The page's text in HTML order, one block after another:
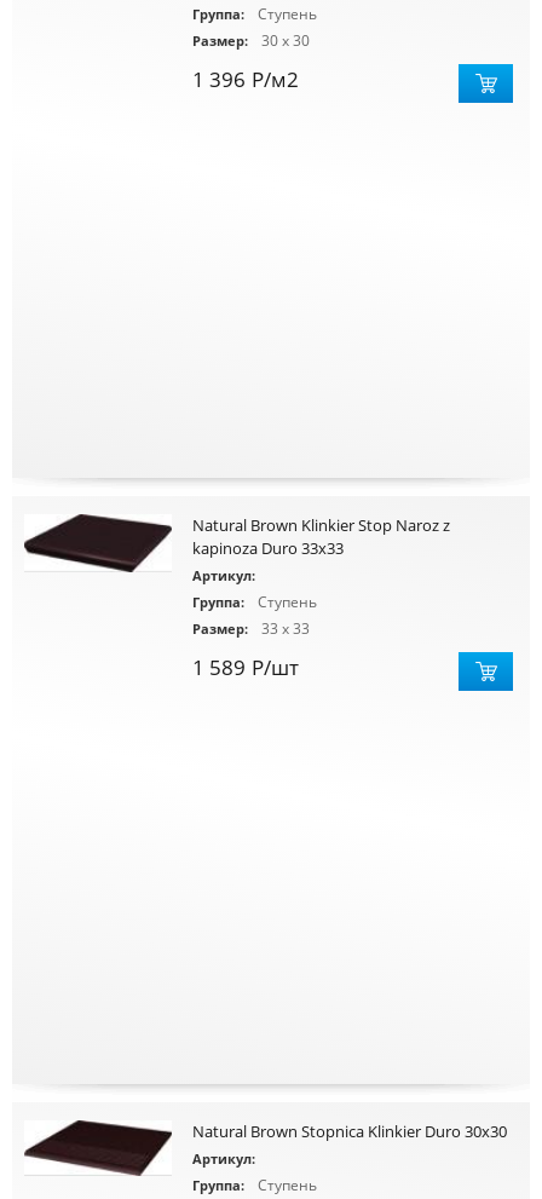
Группа:
Ступень
Размер: 30 x 30
1 396 Р/м2
Natural Brown Klinkier Stop Naroz z
kapinoza Duro 33x33
Артикул:
Группа:
Ступень
Размер: 33 x 33
1 589 Р/шт
Natural Brown Stopnica Klinkier Duro 30x30
Артикул:
Группа:
Ступень